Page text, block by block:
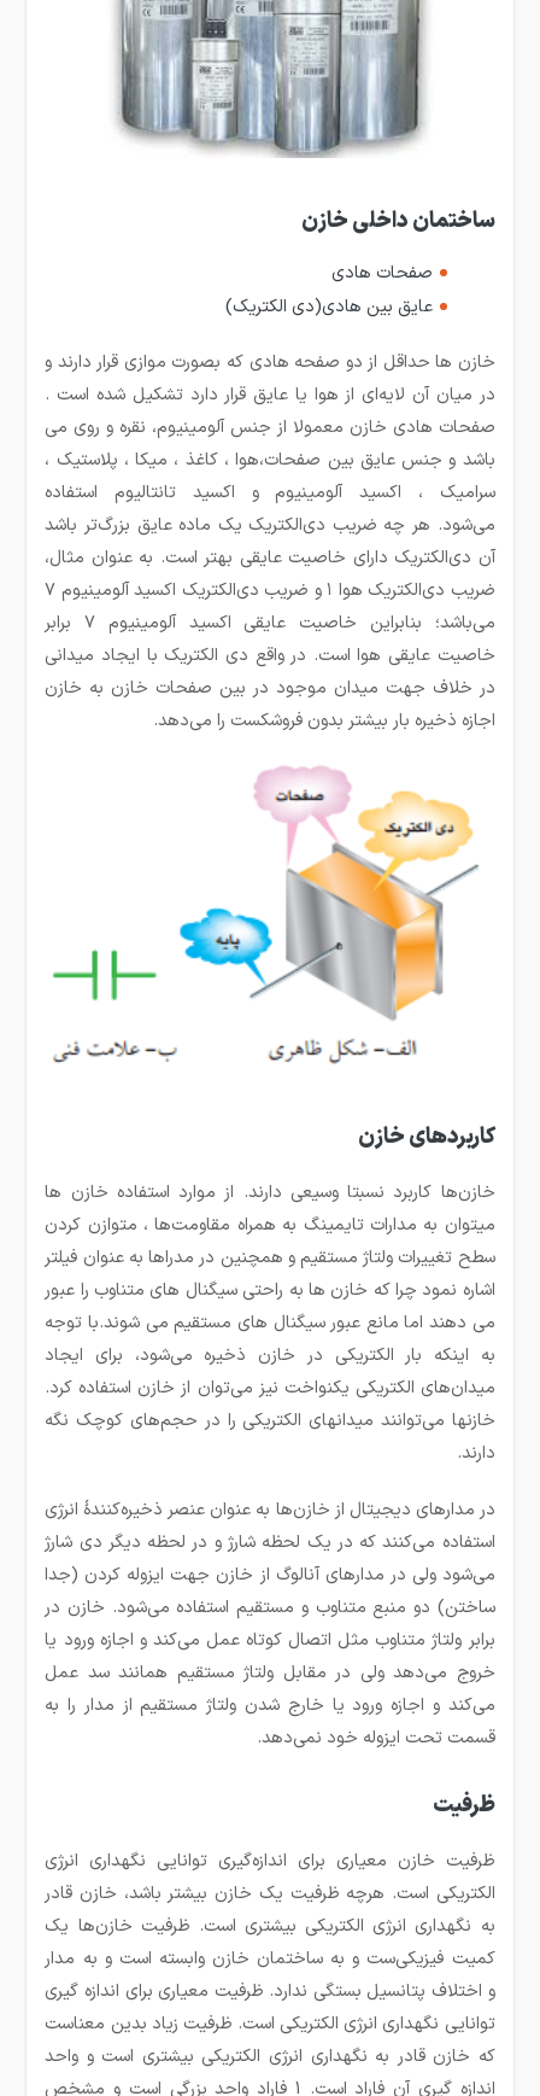
ساختمان داخلی خازن
صفحات هادی
عایق بین هادی(دی الکتریک)
خازن‌ ها حداقل از دو صفحه هادی که بصورت موازی قرار دارند و
در میان آن لایه‌ای از هوا یا عایق قرار دارد تشکیل شده است .
صفحات هادی خازن معمولا از جنس آلومینیوم، نقره و روی می
باشد و جنس عایق بین صفحات،هوا ، کاغذ ، میکا ، پلاستیک ،
سرامیک ، اکسید آلومینیوم و اکسید تانتالیوم استفاده
می‌شود. هر چه ضریب دی‌الکتریک یک ماده عایق بزرگ‌تر باشد
آن دی‌الکتریک دارای خاصیت عایقی بهتر است. به عنوان مثال،
ضریب دی‌الکتریک هوا ۱ و ضریب دی‌الکتریک اکسید آلومینیوم ۷
می‌باشد؛ بنابراین خاصیت عایقی اکسید آلومینیوم ۷ برابر
خاصیت عایقی هوا است. در واقع دی الکتریک با ایجاد میدانی
در خلاف جهت میدان موجود در بین صفحات خازن به خازن
اجازه ذخیره بار بیشتر بدون فروشکست را می‌دهد.
کاربردهای خازن
خازن‌ها کاربرد‌ نسبتا وسیعی دارند. از موارد استفاده خازن ها
میتوان به مدارات تایمینگ به همراه مقاومت‌ها ، متوازن کردن
سطح تغییرات ولتاژ مستقیم و همچنین در مدراها به عنوان فیلتر
اشاره نمود چرا که خازن ها به راحتی سیگنال های متناوب را عبور
می دهند اما مانع عبور سیگنال های مستقیم می شوند.با توجه
به اینکه بار الکتریکی در خازن ذخیره می‌شود، برای ایجاد
میدان‌های الکتریکی یکنواخت نیز می‌توان از خازن استفاده کرد.
خازنها می‌توانند میدانهای الکتریکی را در حجم‌های کوچک نگه
دارند.
در مدارهای دیجیتال از خازن‌ها به عنوان عنصر ذخیره‌کنندهٔ انرژی
استفاده می‌کنند که در یک لحظه شارژ و در لحظه دیگر دی شارژ
می‌شود ولی در مدارهای آنالوگ از خازن جهت ایزوله کردن (جدا
ساختن) دو منبع متناوب و مستقیم استفاده می‌شود. خازن در
برابر ولتاژ متناوب مثل اتصال کوتاه عمل می‌کند و اجازه ورود یا
خروج می‌دهد ولی در مقابل ولتاژ مستقیم همانند سد عمل
می‌کند و اجازه ورود یا خارج شدن ولتاژ مستقیم از مدار را به
قسمت تحت ایزوله خود نمی‌دهد.
ظرفیت
ظرفیت خازن معیاری برای اندازه‌گیری توانایی نگهداری انرژی
الکتریکی است. هرچه ظرفیت یک خازن بیشتر باشد، خازن قادر
به نگهداری انرژی الکتریکی بیشتری است. ظرفیت خازن‌ها یک
کمیت فیزیکی‌ست و به ساختمان خازن وابسته است و به مدار
و اختلاف پتانسیل بستگی ندارد. ظرفیت معیاری برای اندازه گیری
توانایی نگهداری انرژی الكتریكی است. ظرفیت زیاد بدین معناست
كه خازن قادر به نگهداری انرژی الكتریكی بیشتری است و واحد
اندازه گیری آن فاراد است. 1 فاراد واحد بزرگی است و مشخص